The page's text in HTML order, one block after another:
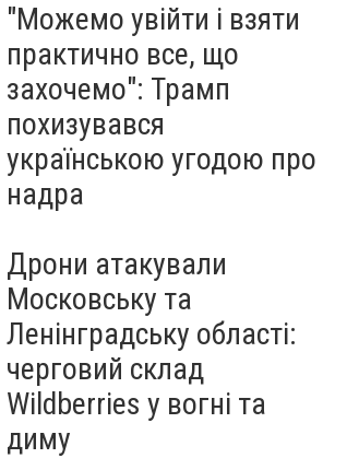
"Можемо увійти і взяти
практично все, що
захочемо": Трамп
похизувався
українською угодою про
надра
Дрони атакували
Московську та
Ленінградську області:
черговий склад
Wildberries у вогні та
диму